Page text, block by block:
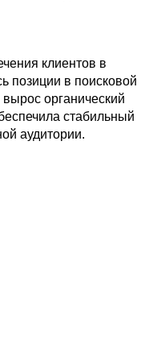
клиентов в
позиции в поисковой
органический
стабильный
аудитории.